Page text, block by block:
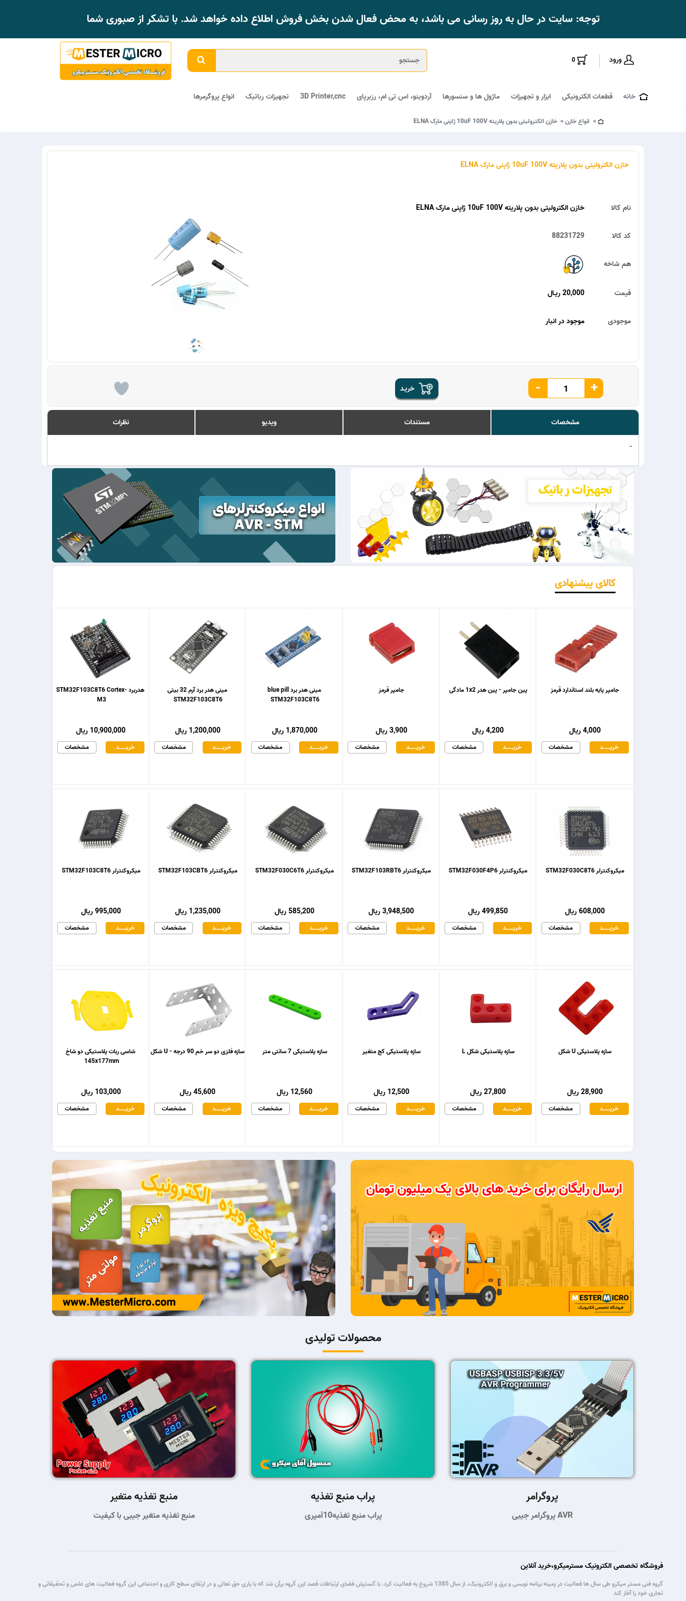
توجه: سایت در حال به روز رسانی می باشد، به محض فعال شدن بخش فروش اطلاع داده خواهد شد. با تشکر از صبوری شما
0 ورود
خانه قطعات الکترونیکی ابزار و تجهیزات ماژول ها و سنسورها آردوینو، اس تی ام، رزبرپای 3D Printer,cnc تجهیزات رباتیک انواع پروگرمرها
انواع خازن خازن الکترولیتی بدون پلاریته 10uF 100V ژاپنی مارک ELNA
خازن الکترولیتی بدون پلاریته 10uF 100V ژاپنی مارک ELNA
خازن الکترولیتی بدون پلاریته 10uF 100V ژاپنی مارک ELNA نام کالا
88231729 کد کالا
هم شاخه
20,000 ریـال قیمت
موجود در انبار موجودی
خریـد - +
مشخصات مستندات ویدیو نظرات
-
کالای پیشنهادی
هدربرد STM32F103C8T6 Cortex-
M3
10,900,000 ریال
مشخصات خریـــــــد
مینی هدر برد آرم 32 بیتی
STM32F103C8T6
1,200,000 ریال
مشخصات خریـــــــد
مینی هدر برد blue pill
STM32F103C8T6
1,870,000 ریال
مشخصات خریـــــــد
جامپر قرمز
3,900 ریال
مشخصات خریـــــــد
پین جامپر - پین هدر 1x2 مادگی
4,200 ریال
مشخصات خریـــــــد
جامپر پایه بلند استاندارد قرمز
4,000 ریال
مشخصات خریـــــــد
میکروکنترلر STM32F103C8T6
995,000 ریال
مشخصات خریـــــــد
میکروکنترلر STM32F103CBT6
1,235,000 ریال
مشخصات خریـــــــد
میکروکنترلر STM32F030C6T6
585,200 ریال
مشخصات خریـــــــد
میکروکنترلر STM32F103RBT6
3,948,500 ریال
مشخصات خریـــــــد
میکروکنترلر STM32F030F4P6
499,850 ریال
مشخصات خریـــــــد
میکروکنترلر STM32F030C8T6
608,000 ریال
مشخصات خریـــــــد
شاسی ربات پلاستیکی دو شاخ
145x177mm
103,000 ریال
مشخصات خریـــــــد
سازه فلزی دو سر خم 90 درجه - U شکل
45,600 ریال
مشخصات خریـــــــد
سازه پلاستیکی 7 سانتی متر
12,560 ریال
مشخصات خریـــــــد
سازه پلاستیکی کج متغیر
12,500 ریال
مشخصات خریـــــــد
سازه پلاستیکی شکل L
27,800 ریال
مشخصات خریـــــــد
سازه پلاستیکی U شکل
28,900 ریال
مشخصات خریـــــــد
محصولات تولیدی
منبع تغذیه متغیر
منبع تغذیه متغیر جیبی با کیفیت
پراب منبع تغذیه
پراب منبع تغذیه10آمپری
پروگرامر
پروگرامر جیبی AVR
فروشگاه تخصصی الکترونیک مسترمیکرو،خرید آنلاین
گروه فنی مستر میکرو طی سال ها فعالیت در زمینه برنامه نویسی و برق و الکترونیک، از سال 1385 شروع به فعالیت کرد. با گسترش فضای ارتباطات قصد این گروه برآن شد که با یاری حق تعالی و در ارتقای سطح کاری و اجتماعی این گروه فعالیت های علمی و تحقیقاتی و
تجاری خود را آغاز کند